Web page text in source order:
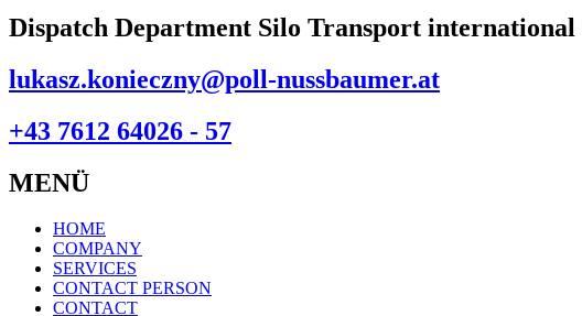
Dispatch Department Silo Transport international
lukasz.konieczny@poll-nussbaumer.at
+43 7612 64026 - 57
MENÜ
HOME
COMPANY
SERVICES
CONTACT PERSON
CONTACT